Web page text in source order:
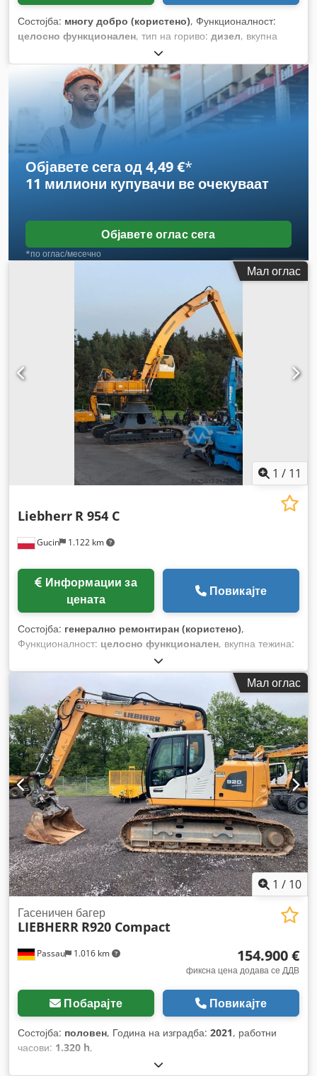
Состојба: многу добро (користено), Функционалност:
целосно функционален, тип на гориво: дизел, вкупна
, Година на изградба:
кабина, челични вериги,
Објавете сега од 4,49 €*
11 милиони купувачи ве очекуваат
Објавете оглас сега
*по оглас/месечно
Мал оглас
1 / 11
Gucin 1.122 km
Liebherr R 954 C
цената
Повикајте
Состојба: генерално ремонтиран (користено),
Функционалност: целосно функционален, вкупна тежина:
, Година на изградба:
Мал оглас
1 / 10
Passau 1.016 km
Гасеничен багер
LIEBHERR R920 Compact
154.900 €
фиксна цена додава се ДДВ
Побарајте Повикајте
Состојба: половен, Година на изградба: 2021, работни
часови: 1.320 h,